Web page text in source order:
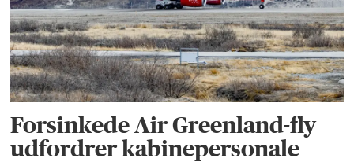
Forsinkede Air Greenland-fly
udfordrer kabinepersonale